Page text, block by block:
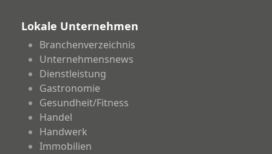
Lokale Unternehmen
Branchenverzeichnis
Unternehmensnews
Dienstleistung
Gastronomie
Gesundheit/Fitness
Handel
Handwerk
Immobilien